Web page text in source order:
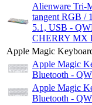
Alienware Tri-
tangent RGB /
5.1, USB -
CHERRY MX
Apple Magic
Apple Magic
Bluetooth -
Apple Magic
Bluetooth -